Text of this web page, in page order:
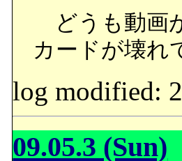
どうも動画
カードが壊れ
log modified:
09.05.3 (Sun)